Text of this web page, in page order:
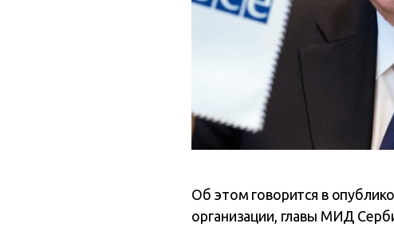
Об этом говорится в
организации, главы МИД